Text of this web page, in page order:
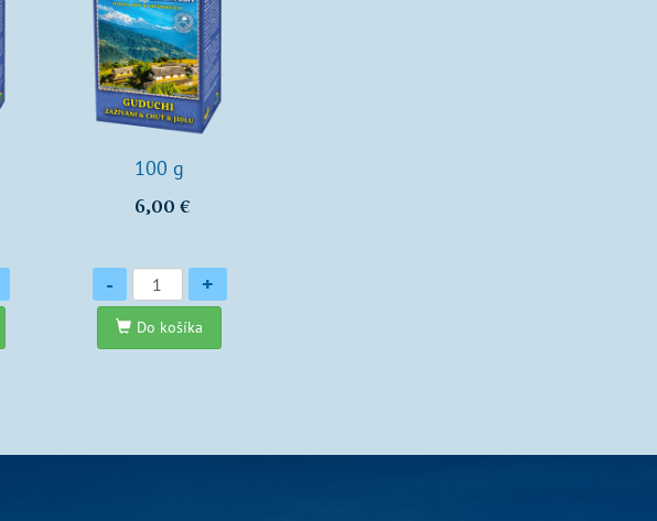
100 g
6,00 €
Množstvo
- +
Do košíka